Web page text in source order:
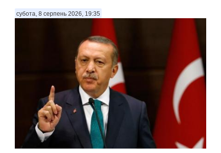
субота, 8 серпень 2026, 19:35